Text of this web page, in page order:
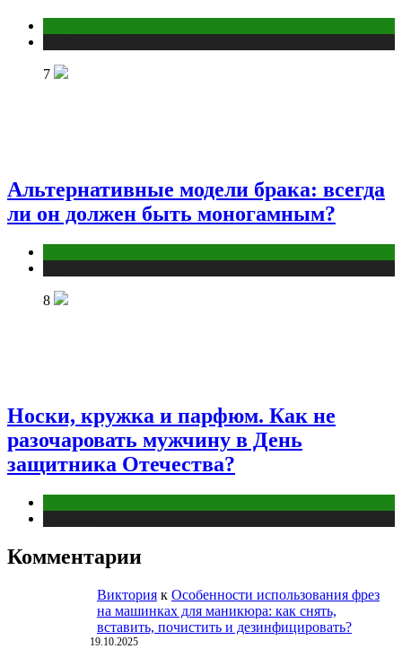
7
Альтернативные модели брака: всегда
ли он должен быть моногамным?
8
Носки, кружка и парфюм. Как не
разочаровать мужчину в День
защитника Отечества?
Комментарии
Виктория к Особенности использования фрез
на машинках для маникюра: как снять,
вставить, почистить и дезинфицировать?
19.10.2025